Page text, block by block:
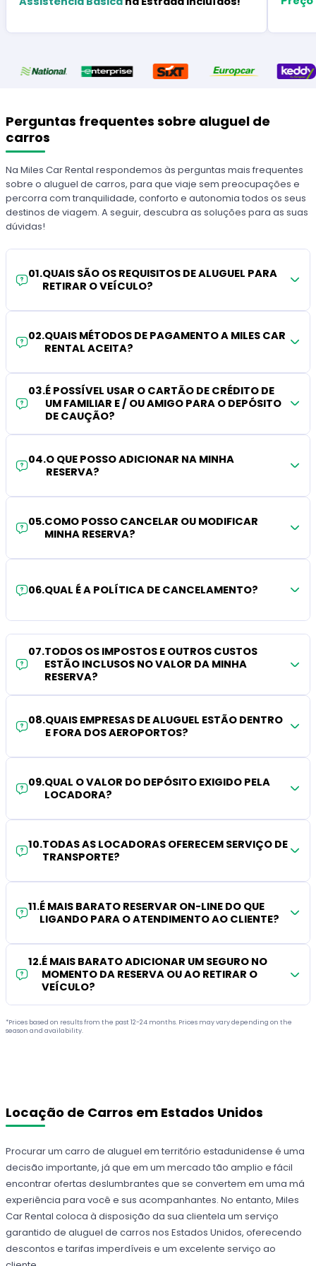
Perguntas frequentes sobre aluguel de
carros
Na Miles Car Rental respondemos às perguntas mais frequentes
sobre o aluguel de carros, para que viaje sem preocupações e
percorra com tranquilidade, conforto e autonomia todos os seus
destinos de viagem. A seguir, descubra as soluções para as suas
dúvidas!
01.QUAIS SÃO OS REQUISITOS DE ALUGUEL PARA
RETIRAR O VEÍCULO?
02.QUAIS MÉTODOS DE PAGAMENTO A MILES CAR
RENTAL ACEITA?
03.É POSSÍVEL USAR O CARTÃO DE CRÉDITO DE
UM FAMILIAR E / OU AMIGO PARA O DEPÓSITO
DE CAUÇÃO?
04.O QUE POSSO ADICIONAR NA MINHA
RESERVA?
05.COMO POSSO CANCELAR OU MODIFICAR
MINHA RESERVA?
06.QUAL É A POLÍTICA DE CANCELAMENTO?
07.TODOS OS IMPOSTOS E OUTROS CUSTOS
ESTÃO INCLUSOS NO VALOR DA MINHA
RESERVA?
08.QUAIS EMPRESAS DE ALUGUEL ESTÃO DENTRO
E FORA DOS AEROPORTOS?
09.QUAL O VALOR DO DEPÓSITO EXIGIDO PELA
LOCADORA?
10.TODAS AS LOCADORAS OFERECEM SERVIÇO DE
TRANSPORTE?
11.É MAIS BARATO RESERVAR ON-LINE DO QUE
LIGANDO PARA O ATENDIMENTO AO CLIENTE?
12.É MAIS BARATO ADICIONAR UM SEGURO NO
MOMENTO DA RESERVA OU AO RETIRAR O
VEÍCULO?
*Prices based on results from the past 12-24 months. Prices may vary depending on the
season and availability.
Locação de Carros em Estados Unidos
Procurar um carro de aluguel em território estadunidense é uma
decisão importante, já que em um mercado tão amplio e fácil
encontrar ofertas deslumbrantes que se convertem em uma má
experiência para você e sus acompanhantes. No entanto, Miles
Car Rental coloca à disposição da sua clientela um serviço
garantido de aluguel de carros nos Estados Unidos, oferecendo
descontos e tarifas imperdíveis e um excelente serviço ao